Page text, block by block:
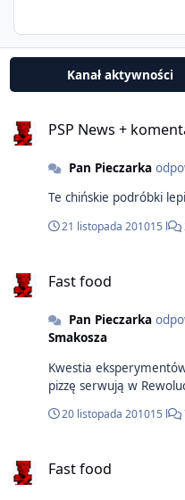
Kanał aktywności
PSP News +
Pan Pieczarka
Te chińskie podróbki
21 listopada 201015 l
Fast food
Pan Pieczarka
Smakosza
Kwestia
pizzę serwują w
20 listopada 201015 l
Fast food